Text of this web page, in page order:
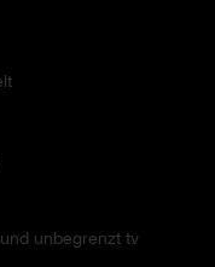
unbegrenzt tv